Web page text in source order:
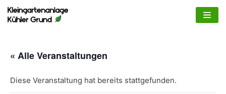
springen
« Alle Veranstaltungen
Diese Veranstaltung hat bereits stattgefunden.